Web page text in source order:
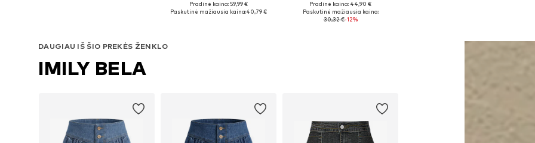
Pradinė kaina: 59,99 €
Paskutinė mažiausia kaina:40,79 €
Galimi dydžiai: 25-26, 27-28, 29
Į krepšelį
Pradinė kaina: 44,90 €
Paskutinė mažiausia kaina:
30,32 €-12%
DAUGIAU IŠ ŠIO PREKĖS ŽENKLO
IMILY BELA